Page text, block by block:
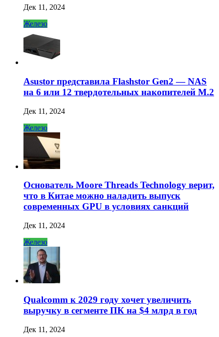
Дек 11, 2024
Железо
Asustor представила Flashstor Gen2 — NAS
на 6 или 12 твердотельных накопителей M.2
Дек 11, 2024
Железо
Основатель Moore Threads Technology верит,
что в Китае можно наладить выпуск
современных GPU в условиях санкций
Дек 11, 2024
Железо
Qualcomm к 2029 году хочет увеличить
выручку в сегменте ПК на $4 млрд в год
Дек 11, 2024